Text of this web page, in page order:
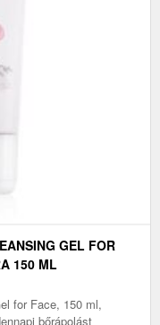
GEL FOR
150 ML
for Face, 150 ml,
bőrápolást